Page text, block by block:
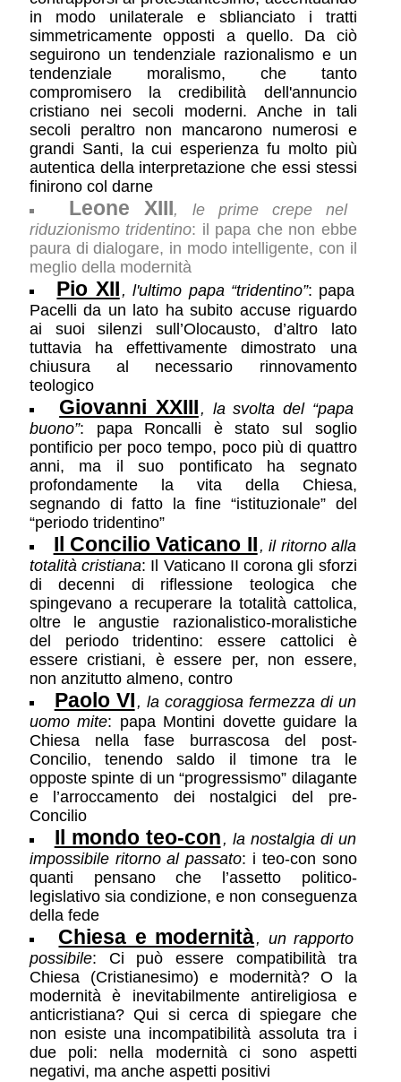
in modo unilaterale e sblianciato i tratti
simmetricamente opposti a quello. Da ciò
seguirono un tendenziale razionalismo e un
tendenziale moralismo, che tanto
compromisero la credibilità dell'annuncio
cristiano nei secoli moderni. Anche in tali
secoli peraltro non mancarono numerosi e
grandi Santi, la cui esperienza fu molto più
autentica della interpretazione che essi stessi
finirono col darne
Leone XIII, le prime crepe nel
riduzionismo tridentino: il papa che non ebbe
paura di dialogare, in modo intelligente, con il
meglio della modernità
Pio XII , l'ultimo papa “tridentino”: papa
Pacelli da un lato ha subito accuse riguardo
ai suoi silenzi sull’Olocausto, d’altro lato
tuttavia ha effettivamente dimostrato una
chiusura al necessario rinnovamento
teologico
Giovanni XXIII , la svolta del “papa
buono”: papa Roncalli è stato sul soglio
pontificio per poco tempo, poco più di quattro
anni, ma il suo pontificato ha segnato
profondamente la vita della Chiesa,
segnando di fatto la fine “istituzionale” del
“periodo tridentino”
Il Concilio Vaticano II , il ritorno alla
totalità cristiana: Il Vaticano II corona gli sforzi
di decenni di riflessione teologica che
spingevano a recuperare la totalità cattolica,
oltre le angustie razionalistico-moralistiche
del periodo tridentino: essere cattolici è
essere cristiani, è essere per, non essere,
non anzitutto almeno, contro
Paolo VI , la coraggiosa fermezza di un
uomo mite: papa Montini dovette guidare la
Chiesa nella fase burrascosa del post-
Concilio, tenendo saldo il timone tra le
opposte spinte di un “progressismo” dilagante
e l’arroccamento dei nostalgici del pre-
Concilio
Il mondo teo-con , la nostalgia di un
impossibile ritorno al passato: i teo-con sono
quanti pensano che l’assetto politico-
legislativo sia condizione, e non conseguenza
della fede
Chiesa e modernità, un rapporto
possibile: Ci può essere compatibilità tra
Chiesa (Cristianesimo) e modernità? O la
modernità è inevitabilmente antireligiosa e
anticristiana? Qui si cerca di spiegare che
non esiste una incompatibilità assoluta tra i
due poli: nella modernità ci sono aspetti
negativi, ma anche aspetti positivi